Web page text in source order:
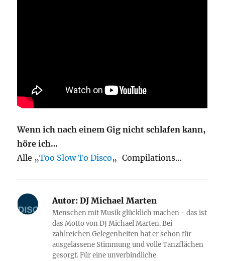
Wenn ich nach einem Gig nicht schlafen kann,
höre ich…
Alle „Too Slow To Disco„-Compilations…
Autor: DJ Michael Marten
Menschen mit Musik glücklich machen - das ist
das Motto von DJ Michael Marten. Bei
zahlreichen Gelegenheiten hat er schon für
ausgelassene Stimmung und volle Tanzflächen
gesorgt. Für eine unverbindliche